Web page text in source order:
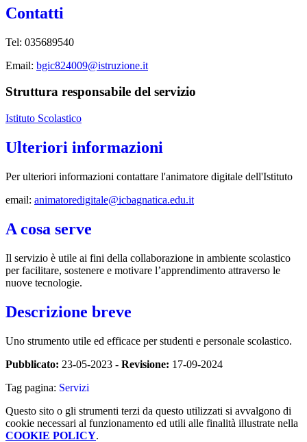
Contatti
Tel: 035689540
Email: bgic824009@istruzione.it
Struttura responsabile del servizio
Istituto Scolastico
Ulteriori informazioni
Per ulteriori informazioni contattare l'animatore digitale dell'Istituto
email: animatoredigitale@icbagnatica.edu.it
A cosa serve
Il servizio è utile ai fini della collaborazione in ambiente scolastico
per facilitare, sostenere e motivare l’apprendimento attraverso le
nuove tecnologie.
Descrizione breve
Uno strumento utile ed efficace per studenti e personale scolastico.
Pubblicato: 23-05-2023 - Revisione: 17-09-2024
Tag pagina: Servizi
Questo sito o gli strumenti terzi da questo utilizzati si avvalgono di
cookie necessari al funzionamento ed utili alle finalità illustrate nella
COOKIE POLICY.